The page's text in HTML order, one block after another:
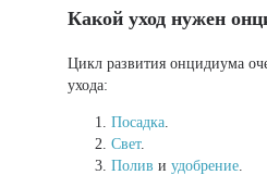
Какой уход нужен
Цикл развития онцидиума
ухода:
Посадка.
Свет.
Полив и удобрение.